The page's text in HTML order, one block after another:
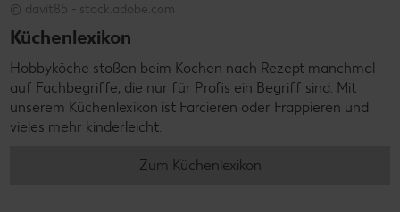
© davit85 - stock.adobe.com
Küchenlexikon
Hobbyköche stoßen beim Kochen nach Rezept manchmal
auf Fachbegriffe, die nur für Profis ein Begriff sind. Mit
unserem Küchenlexikon ist Farcieren oder Frappieren und
vieles mehr kinderleicht.
Zum Küchenlexikon